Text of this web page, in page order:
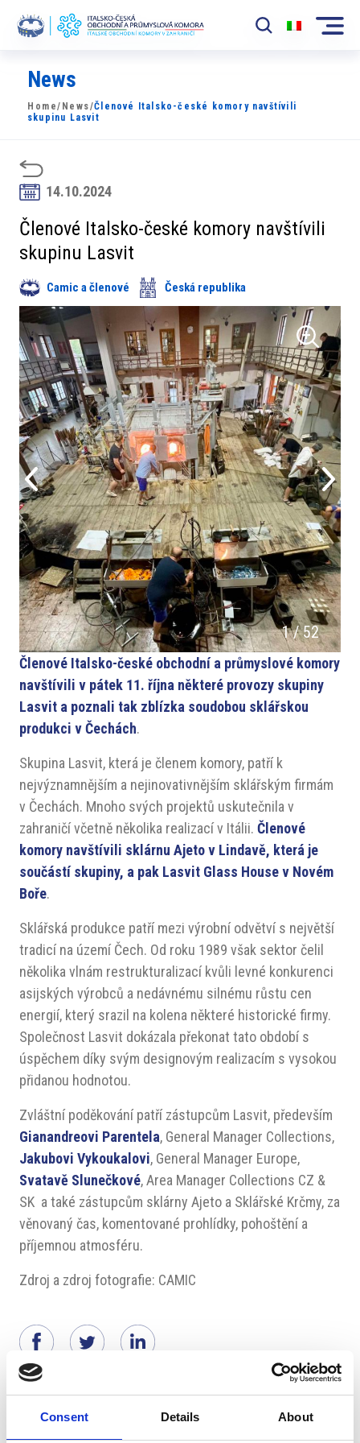
Consent Details About
Komora
News
Rozvoj Trhu
Členové
Partneři
​​Projekty
Členská sekce
News
Home/ News/Členové Italsko-české komory navštívili
skupinu Lasvit
14.10.2024
Členové Italsko-české komory navštívili
skupinu Lasvit
Camic a členové Česká republika
1/52
Členové Italsko-české obchodní a průmyslové komory
navštívili v pátek 11. října některé provozy skupiny
Lasvit a poznali tak zblízka soudobou sklářskou
produkci v Čechách.
Skupina Lasvit, která je členem komory, patří k
nejvýznamnějším a nejinovativnějším sklářským firmám
v Čechách. Mnoho svých projektů uskutečnila v
zahraničí včetně několika realizací v Itálii. Členové
komory navštívili sklárnu Ajeto v Lindavě, která je
součástí skupiny, a pak Lasvit Glass House v Novém
Boře.
Sklářská produkce patří mezi výrobní odvětví s největší
tradicí na území Čech. Od roku 1989 však sektor čelil
několika vlnám restrukturalizací kvůli levné konkurenci
asijských výrobců a nedávnému silnému růstu cen
energií, který srazil na kolena některé historické firmy.
Společnost Lasvit dokázala překonat tato období s
úspěchem díky svým designovým realizacím s vysokou
přidanou hodnotou.
Zvláštní poděkování patří zástupcům Lasvit, především
Gianandreovi Parentela, General Manager Collections,
Jakubovi Vykoukalovi, General Manager Europe,
Svatavě Slunečkové, Area Manager Collections CZ &
SK a také zástupcům sklárny Ajeto a Sklářské Krčmy, za
věnovaný čas, komentované prohlídky, pohoštění a
příjemnou atmosféru.
Zdroj a zdroj fotografie: CAMIC
Navrženo pro vás